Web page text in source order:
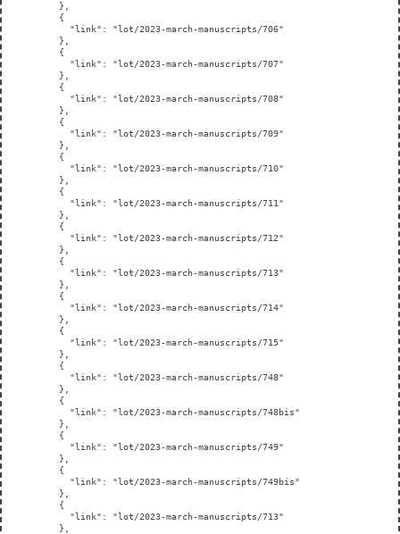
    },
    {
      "link": "lot/2023-march-manuscripts/706"
    },
    {
      "link": "lot/2023-march-manuscripts/707"
    },
    {
      "link": "lot/2023-march-manuscripts/708"
    },
    {
      "link": "lot/2023-march-manuscripts/709"
    },
    {
      "link": "lot/2023-march-manuscripts/710"
    },
    {
      "link": "lot/2023-march-manuscripts/711"
    },
    {
      "link": "lot/2023-march-manuscripts/712"
    },
    {
      "link": "lot/2023-march-manuscripts/713"
    },
    {
      "link": "lot/2023-march-manuscripts/714"
    },
    {
      "link": "lot/2023-march-manuscripts/715"
    },
    {
      "link": "lot/2023-march-manuscripts/748"
    },
    {
      "link": "lot/2023-march-manuscripts/748bis"
    },
    {
      "link": "lot/2023-march-manuscripts/749"
    },
    {
      "link": "lot/2023-march-manuscripts/749bis"
    },
    {
      "link": "lot/2023-march-manuscripts/713"
    },